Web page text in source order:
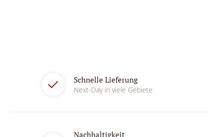
Schnelle Lieferung
Next-Day in viele Gebiete
Nachhaltigkeit